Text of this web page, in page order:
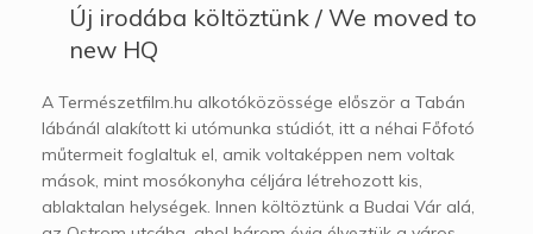
Új irodába költöztünk / We moved to
new HQ
A Természetfilm.hu alkotóközössége először a Tabán
lábánál alakított ki utómunka stúdiót, itt a néhai Főfotó
műtermeit foglaltuk el, amik voltaképpen nem voltak
mások, mint mosókonyha céljára létrehozott kis,
ablaktalan helységek. Innen költöztünk a Budai Vár alá,